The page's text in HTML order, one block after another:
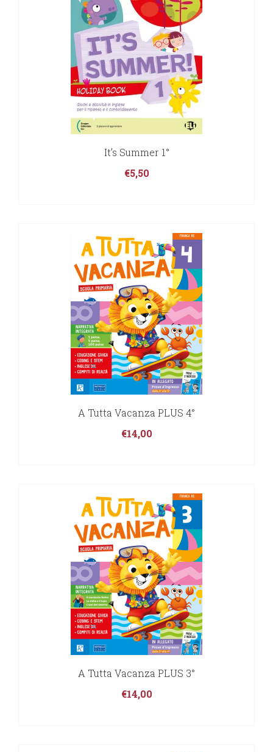
It’s Summer 1°
€5,50
A Tutta Vacanza PLUS 4°
€14,00
A Tutta Vacanza PLUS 3°
€14,00